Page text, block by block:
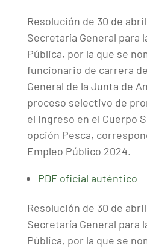
Resolución de 30 de
Secretaría General para
Pública, por la que se
funcionario de carrera
General de la Junta de
proceso selectivo de
el ingreso en el Cuerpo
opción Pesca,
Empleo Público 2024.
PDF oficial auténtico
Resolución de 30 de
Secretaría General para
Pública, por la que se